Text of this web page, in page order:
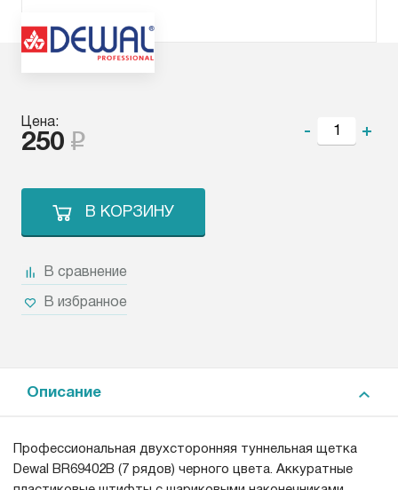
Цена:
250
- +
В КОРЗИНУ
В сравнение
В избранное
Описание
Профессиональная двухсторонняя туннельная щетка
Dewal BR69402B (7 рядов) черного цвета. Аккуратные